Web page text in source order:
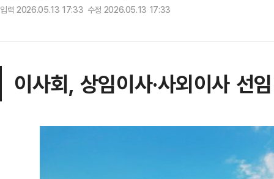
입력 2026.05.13 17:33 수정 2026.05.13 17:33
이사회, 상임이사·사외이사 선